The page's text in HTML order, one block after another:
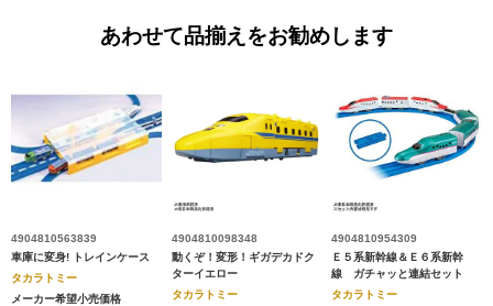
あわせて品揃えをお勧めします
4904810563839
車庫に変身! トレインケース
タカラトミー
メーカー希望小売価格
4904810098348
動くぞ！変形！ギガデカドク
ターイエロー
タカラトミー
4904810954309
Ｅ５系新幹線＆Ｅ６系新幹
線 ガチャッと連結セット
タカラトミー